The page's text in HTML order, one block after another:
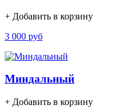
+ Добавить в корзину
3 000 руб
Миндальный
+ Добавить в корзину